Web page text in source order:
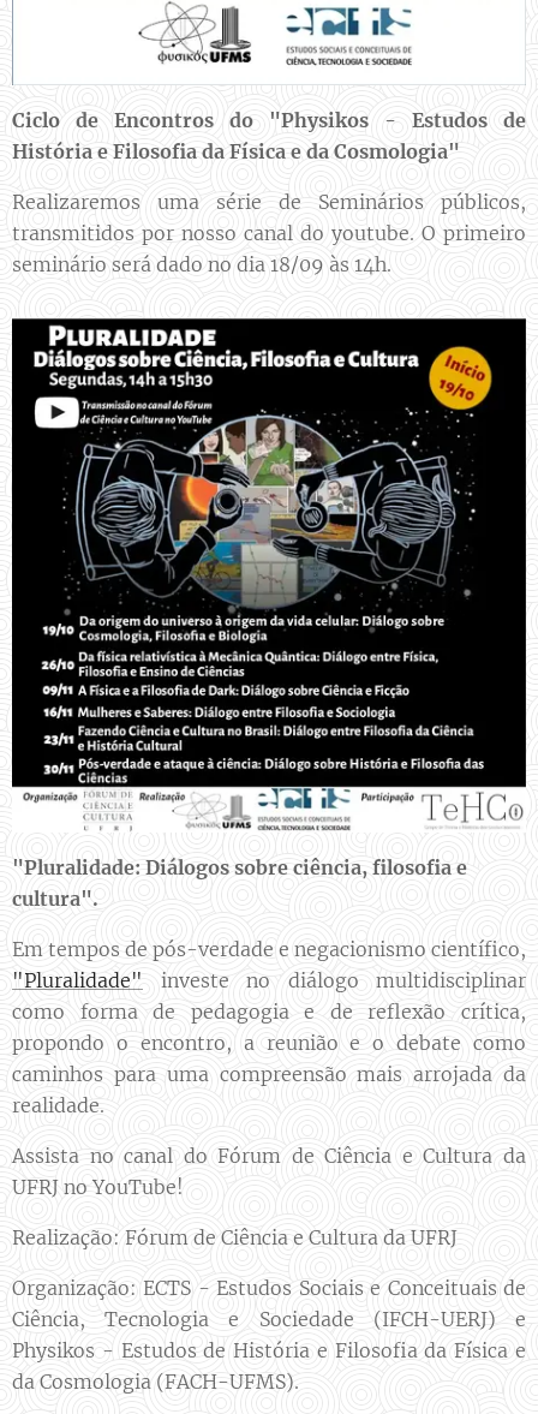
Ciclo de Encontros do "Physikos - Estudos de
História e Filosofia da Física e da Cosmologia"
Realizaremos uma série de Seminários públicos,
transmitidos por nosso canal do youtube. O primeiro
seminário será dado no dia 18/09 às 14h.
"Pluralidade: Diálogos sobre ciência, filosofia e
cultura".
Em tempos de pós-verdade e negacionismo científico,
"Pluralidade" investe no diálogo multidisciplinar
como forma de pedagogia e de reflexão crítica,
propondo o encontro, a reunião e o debate como
caminhos para uma compreensão mais arrojada da
realidade.
Assista no canal do Fórum de Ciência e Cultura da
UFRJ no YouTube!
Realização: Fórum de Ciência e Cultura da UFRJ
Organização: ECTS - Estudos Sociais e Conceituais de
Ciência, Tecnologia e Sociedade (IFCH-UERJ) e
Physikos - Estudos de História e Filosofia da Física e
da Cosmologia (FACH-UFMS).